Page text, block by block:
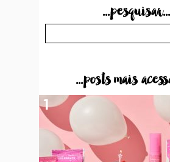
...pesquisar...
...posts mais
1